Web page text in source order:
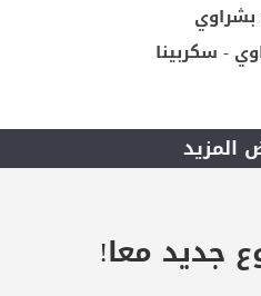
بشراوي
- سكربينا
المزيد
جديد معا!